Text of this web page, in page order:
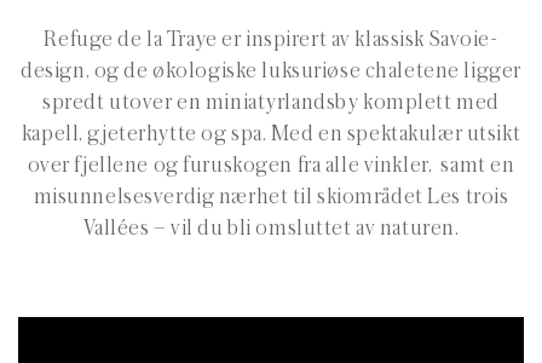
Refuge de la Traye er inspirert av klassisk Savoie-
design, og de økologiske luksuriøse chaletene ligger
spredt utover en miniatyrlandsby komplett med
kapell, gjeterhytte og spa. Med en spektakulær utsikt
over fjellene og furuskogen fra alle vinkler, samt en
misunnelsesverdig nærhet til skiområdet Les trois
Vallées – vil du bli omsluttet av naturen.